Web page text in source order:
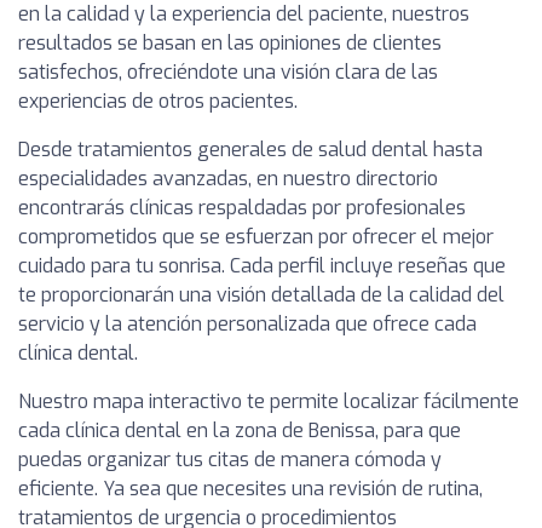
en la calidad y la experiencia del paciente, nuestros
resultados se basan en las opiniones de clientes
satisfechos, ofreciéndote una visión clara de las
experiencias de otros pacientes.
Desde tratamientos generales de salud dental hasta
especialidades avanzadas, en nuestro directorio
encontrarás clínicas respaldadas por profesionales
comprometidos que se esfuerzan por ofrecer el mejor
cuidado para tu sonrisa. Cada perfil incluye reseñas que
te proporcionarán una visión detallada de la calidad del
servicio y la atención personalizada que ofrece cada
clínica dental.
Nuestro mapa interactivo te permite localizar fácilmente
cada clínica dental en la zona de Benissa, para que
puedas organizar tus citas de manera cómoda y
eficiente. Ya sea que necesites una revisión de rutina,
tratamientos de urgencia o procedimientos